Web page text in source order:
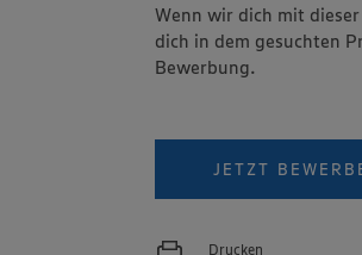
Wenn wir dich mit
dich in dem gesuchten
Bewerbung.
JETZT
Drucken